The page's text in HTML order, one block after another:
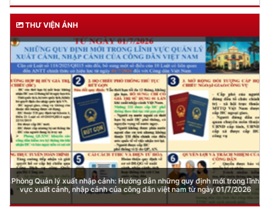
THƯ VIỆN ẢNH
Phòng Quản lý xuất nhập cảnh: Hướng dẫn những quy định mới trong lĩnh
vực xuất cảnh, nhập cảnh của công dân việt nam từ ngày 01/7/2026